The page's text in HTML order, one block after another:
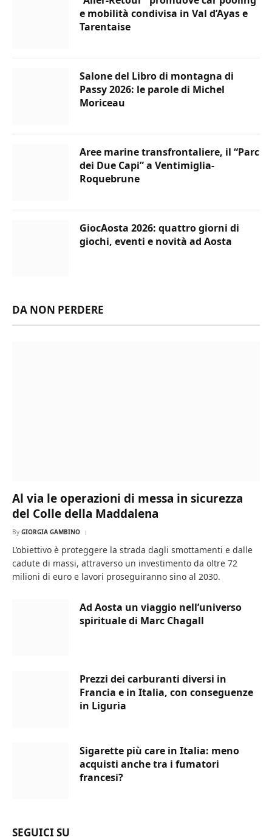
e mobilità condivisa in Val d’Ayas e
Tarentaise
Salone del Libro di montagna di
Passy 2026: le parole di Michel
Moriceau
Aree marine transfrontaliere, il “Parc
dei Due Capi” a Ventimiglia-
Roquebrune
GiocAosta 2026: quattro giorni di
giochi, eventi e novità ad Aosta
DA NON PERDERE
Al via le operazioni di messa in sicurezza
del Colle della Maddalena
By GIORGIA GAMBINO
L’obiettivo è proteggere la strada dagli smottamenti e dalle
cadute di massi, attraverso un investimento da oltre 72
milioni di euro e lavori proseguiranno sino al 2030.
Ad Aosta un viaggio nell’universo
spirituale di Marc Chagall
Prezzi dei carburanti diversi in
Francia e in Italia, con conseguenze
in Liguria
Sigarette più care in Italia: meno
acquisti anche tra i fumatori
francesi?
SEGUICI SU